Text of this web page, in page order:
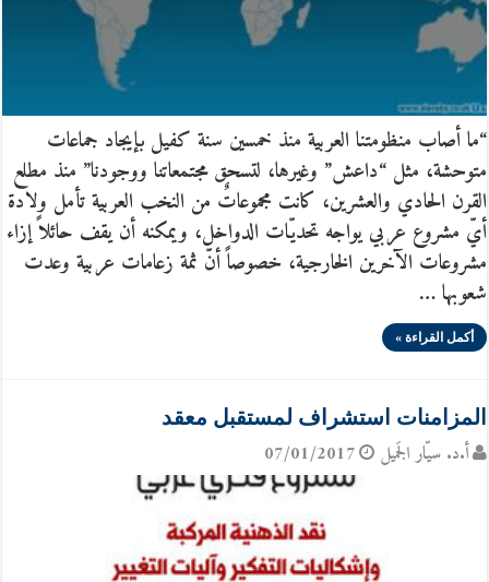
“ما أصاب منظومتنا العربية منذ خمسين سنة كفيل بإيجاد جماعات
متوحشة، مثل “داعش” وغيرها، لتسحق مجتمعاتنا ووجودنا” منذ مطلع
القرن الحادي والعشرين، كانت مجموعاتٌ من النخب العربية تأمل ولادة
أيّ مشروع عربي يواجه تحديّات الدواخل، ويمكنه أن يقف حائلاً إزاء
مشروعات الآخرين الخارجية، خصوصاً أنّ ثمة زعامات عربية وعدت
شعوبها …
أكمل القراءة »
المزامنات استشراف لمستقبل معقد
أ.د. سيّار الجَميل 07/01/2017